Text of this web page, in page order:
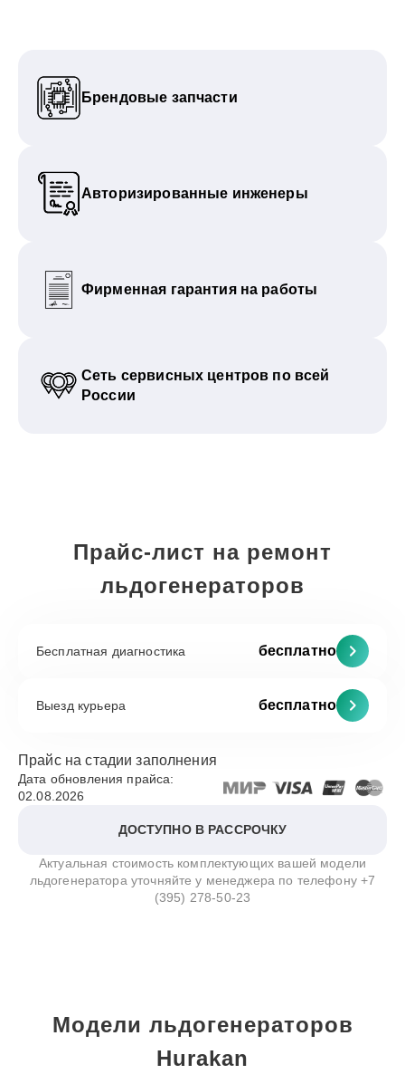
Брендовые запчасти
Авторизированные инженеры
Фирменная гарантия на работы
Сеть сервисных центров по всей
России
Прайс-лист на ремонт
льдогенераторов
Бесплатная диагностика бесплатно
Выезд курьера бесплатно
Прайс на стадии заполнения
Дата обновления прайса:
02.08.2026
ДОСТУПНО В РАССРОЧКУ
Актуальная стоимость комплектующих вашей модели
льдогенератора уточняйте у менеджера по телефону+7
(395) 278-50-23
Модели льдогенераторов
Hurakan